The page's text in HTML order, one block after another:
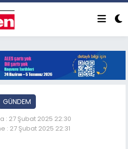
GÜNDEM
: 27 Şubat 2025 22:30
: 27 Şubat 2025 22:31